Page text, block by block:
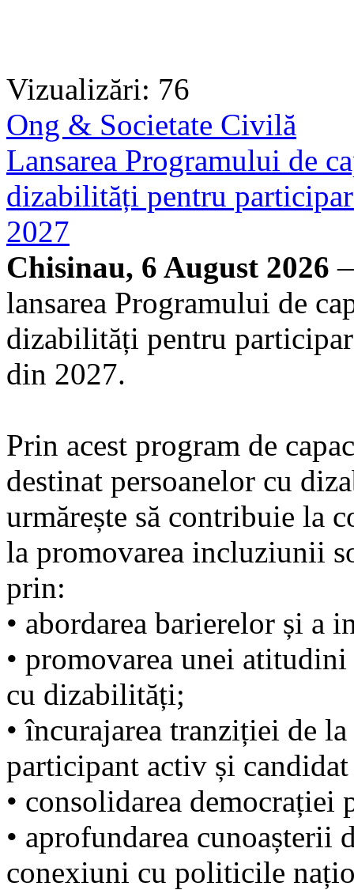
Vizualizări: 76
Ong & Societate Civilă
Lansarea Programului de
dizabilități pentru
2027
Chisinau, 6 August 2026
lansarea Programului de
dizabilități pentru
din 2027.
Prin acest program de
destinat persoanelor cu
urmărește să contribuie la
la promovarea incluziunii
prin:
• abordarea barierelor și a
• promovarea unei
cu dizabilități;
• încurajarea tranziției de
participant activ și
• consolidarea
• aprofundarea
conexiuni cu politicile